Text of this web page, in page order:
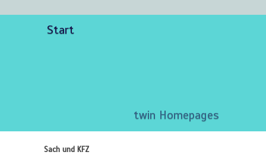
Start
twin Homepages
Sach und KFZ